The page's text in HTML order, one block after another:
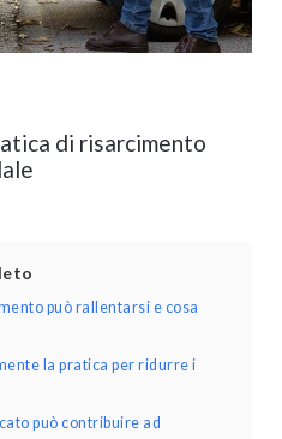
di risarcimento
può rallentarsi e cosa
la pratica per ridurre i
può contribuire ad